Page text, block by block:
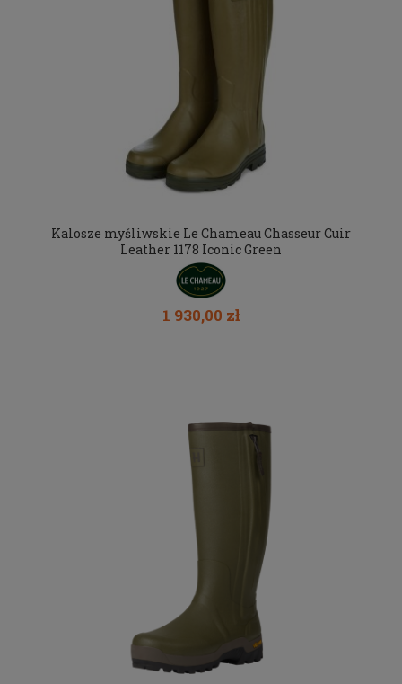
Kalosze myśliwskie Le Chameau Chasseur Cuir
Leather 1178 Iconic Green
1 930,00 zł